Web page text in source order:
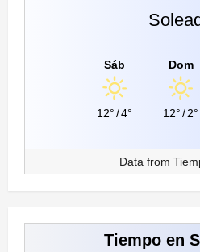
Sáb
12°/4°
Dom
12°/2°
Data from
Tiempo en